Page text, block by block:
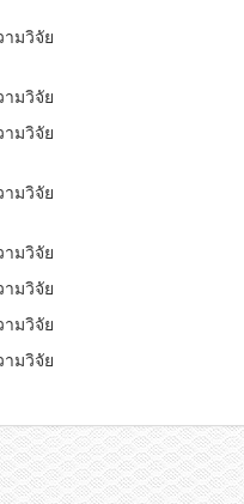
มวิจัย
มวิจัย
มวิจัย
มวิจัย
มวิจัย
มวิจัย
มวิจัย
มวิจัย